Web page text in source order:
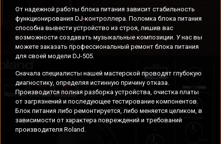
От надежной работы блока питания зависит стабильность
функционирования DJ-контроллера. Поломка блока питания
способна вывести устройство из строя, лишив вас
возможности создавать музыкальные композиции. У нас вы
можете заказать профессиональный ремонт блока питания
для своей модели DJ-505.
Сначала специалисты нашей мастерской проводят глубокую
диагностику, определяя истинную причину отказа.
Производится полная разборка устройства, очистка платы
от загрязнений и последующее тестирование компонентов.
Блок питания либо ремонтируется, либо меняется целиком, в
зависимости от характера повреждений и требований
производителя Roland.